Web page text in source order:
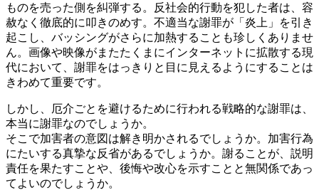
ものを売った側を糾弾する。反社会的行動を犯した者は、容
赦なく徹底的に叩きのめす。不適当な謝罪が「炎上」を引き
起こし、バッシングがさらに加熱することも珍しくありませ
ん。画像や映像がまたたくまにインターネットに拡散する現
代において、謝罪をはっきりと目に見えるようにすることは
きわめて重要です。
しかし、厄介ごとを避けるために行われる戦略的な謝罪は、
本当に謝罪なのでしょうか。
そこで加害者の意図は解き明かされるでしょうか。加害行為
にたいする真摯な反省があるでしょうか。謝ることが、説明
責任を果たすことや、後悔や改心を示すことと無関係であっ
てよいのでしょうか。